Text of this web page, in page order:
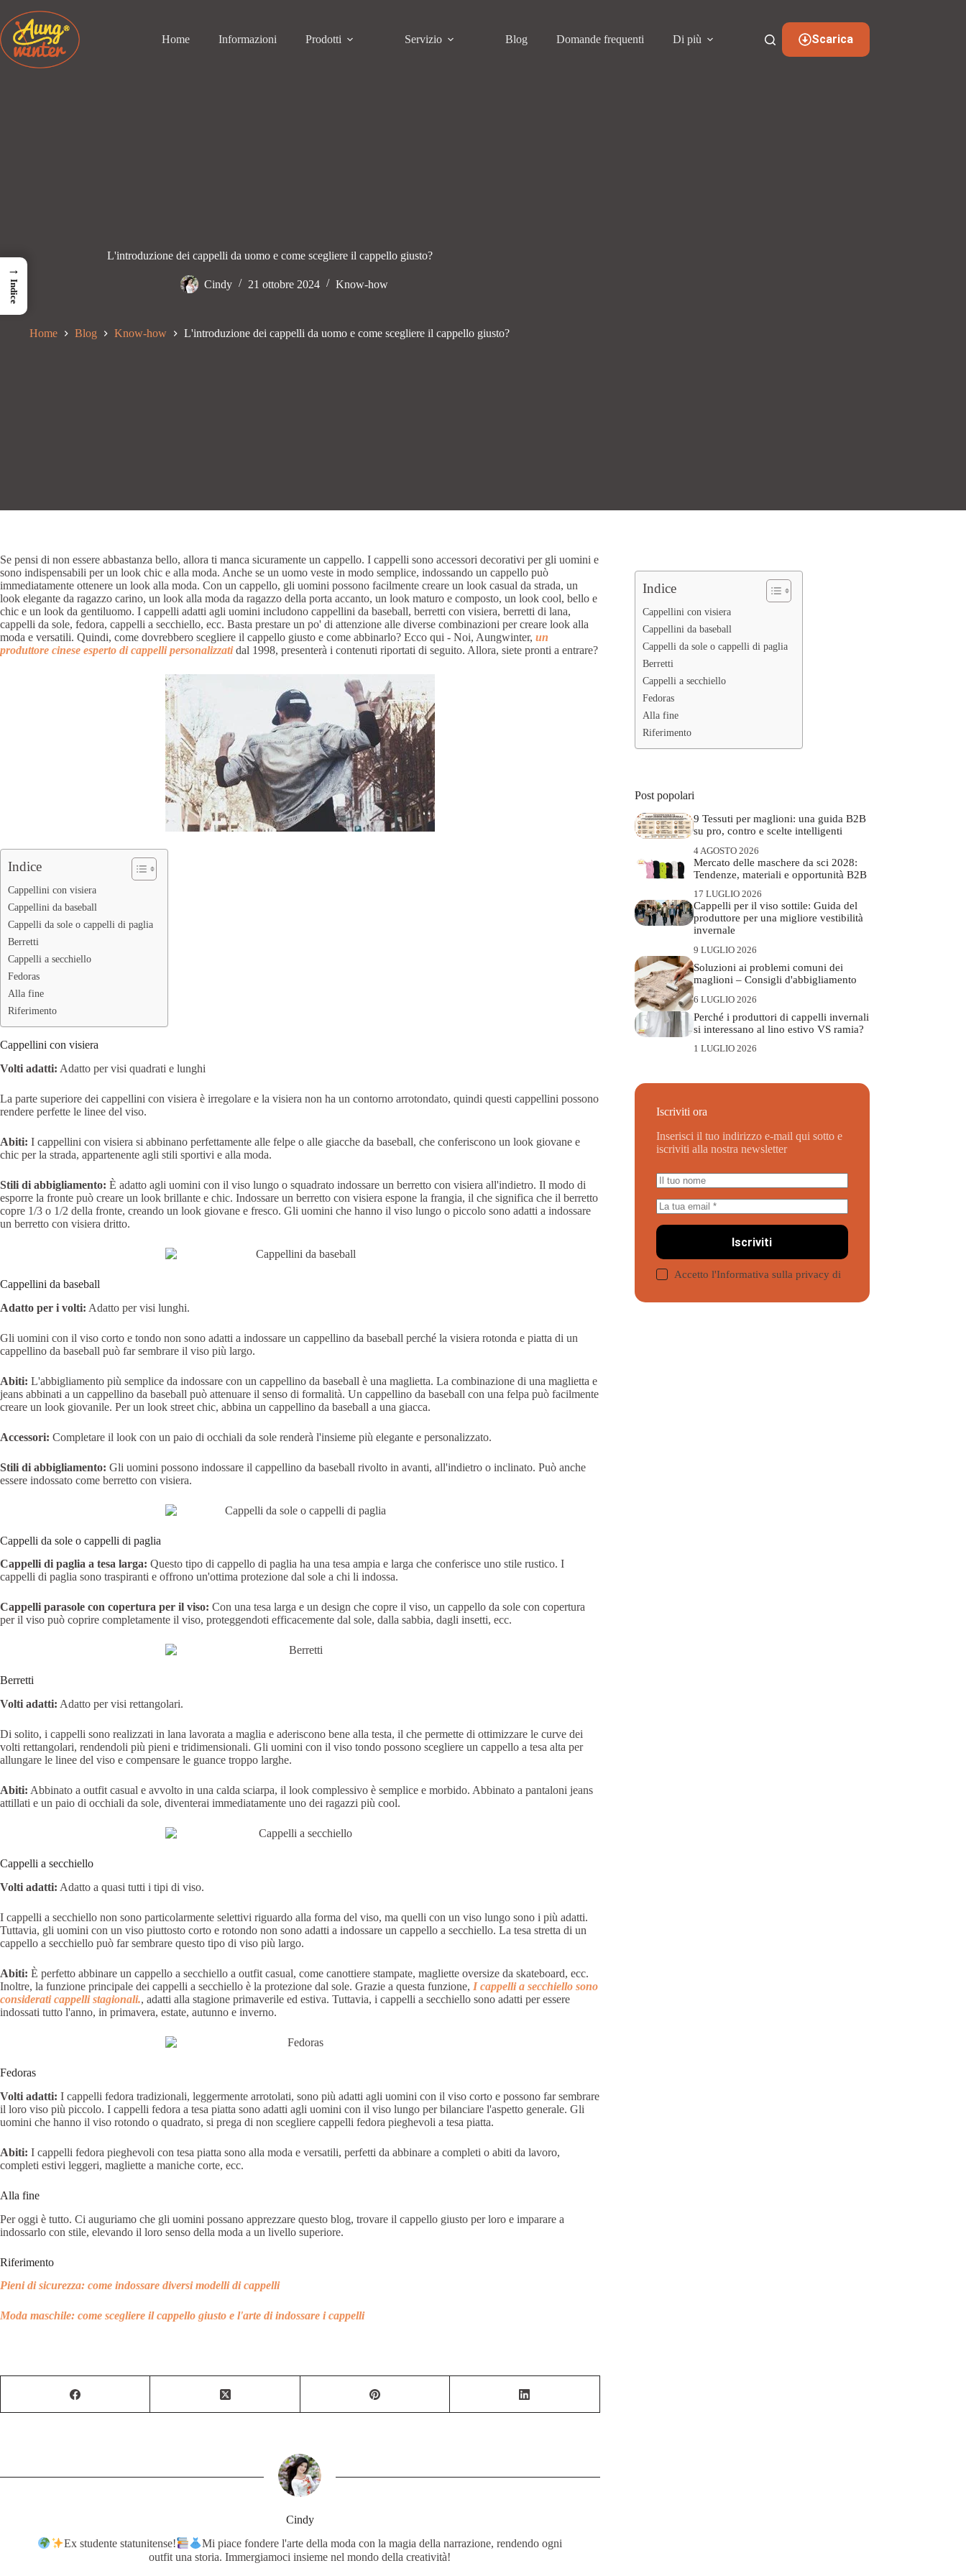
contenuto
Home Informazioni Prodotti Servizio Blog Domande frequenti Di più Scarica
L'introduzione dei cappelli da uomo e come scegliere il cappello giusto?
Cindy 21 ottobre 2024 Know-how
Home Blog Know-how L'introduzione dei cappelli da uomo e come scegliere il cappello giusto?
Se pensi di non essere abbastanza bello, allora ti manca sicuramente un cappello. I cappelli sono accessori decorativi per gli uomini e
sono indispensabili per un look chic e alla moda. Anche se un uomo veste in modo semplice, indossando un cappello può
immediatamente ottenere un look alla moda. Con un cappello, gli uomini possono facilmente creare un look casual da strada, un
look elegante da ragazzo carino, un look alla moda da ragazzo della porta accanto, un look maturo e composto, un look cool, bello e
chic e un look da gentiluomo. I cappelli adatti agli uomini includono cappellini da baseball, berretti con visiera, berretti di lana,
cappelli da sole, fedora, cappelli a secchiello, ecc. Basta prestare un po' di attenzione alle diverse combinazioni per creare look alla
moda e versatili. Quindi, come dovrebbero scegliere il cappello giusto e come abbinarlo? Ecco qui - Noi, Aungwinter, un
produttore cinese esperto di cappelli personalizzatidal 1998, presenterà i contenuti riportati di seguito. Allora, siete pronti a entrare?
Indice
Cappellini con visiera
Cappellini da baseball
Cappelli da sole o cappelli di paglia
Berretti
Cappelli a secchiello
Fedoras
Alla fine
Riferimento
Cappellini con visiera
Volti adatti: Adatto per visi quadrati e lunghi
La parte superiore dei cappellini con visiera è irregolare e la visiera non ha un contorno arrotondato, quindi questi cappellini possono
rendere perfette le linee del viso.
Abiti: I cappellini con visiera si abbinano perfettamente alle felpe o alle giacche da baseball, che conferiscono un look giovane e
chic per la strada, appartenente agli stili sportivi e alla moda.
Stili di abbigliamento: È adatto agli uomini con il viso lungo o squadrato indossare un berretto con visiera all'indietro. Il modo di
esporre la fronte può creare un look brillante e chic. Indossare un berretto con visiera espone la frangia, il che significa che il berretto
copre 1/3 o 1/2 della fronte, creando un look giovane e fresco. Gli uomini che hanno il viso lungo o piccolo sono adatti a indossare
un berretto con visiera dritto.
Cappellini da baseball
Adatto per i volti: Adatto per visi lunghi.
Gli uomini con il viso corto e tondo non sono adatti a indossare un cappellino da baseball perché la visiera rotonda e piatta di un
cappellino da baseball può far sembrare il viso più largo.
Abiti: L'abbigliamento più semplice da indossare con un cappellino da baseball è una maglietta. La combinazione di una maglietta e
jeans abbinati a un cappellino da baseball può attenuare il senso di formalità. Un cappellino da baseball con una felpa può facilmente
creare un look giovanile. Per un look street chic, abbina un cappellino da baseball a una giacca.
Accessori: Completare il look con un paio di occhiali da sole renderà l'insieme più elegante e personalizzato.
Stili di abbigliamento: Gli uomini possono indossare il cappellino da baseball rivolto in avanti, all'indietro o inclinato. Può anche
essere indossato come berretto con visiera.
Cappelli da sole o cappelli di paglia
Cappelli di paglia a tesa larga: Questo tipo di cappello di paglia ha una tesa ampia e larga che conferisce uno stile rustico. I
cappelli di paglia sono traspiranti e offrono un'ottima protezione dal sole a chi li indossa.
Cappelli parasole con copertura per il viso: Con una tesa larga e un design che copre il viso, un cappello da sole con copertura
per il viso può coprire completamente il viso, proteggendoti efficacemente dal sole, dalla sabbia, dagli insetti, ecc.
Berretti
Volti adatti: Adatto per visi rettangolari.
Di solito, i cappelli sono realizzati in lana lavorata a maglia e aderiscono bene alla testa, il che permette di ottimizzare le curve dei
volti rettangolari, rendendoli più pieni e tridimensionali. Gli uomini con il viso tondo possono scegliere un cappello a tesa alta per
allungare le linee del viso e compensare le guance troppo larghe.
Abiti: Abbinato a outfit casual e avvolto in una calda sciarpa, il look complessivo è semplice e morbido. Abbinato a pantaloni jeans
attillati e un paio di occhiali da sole, diventerai immediatamente uno dei ragazzi più cool.
Cappelli a secchiello
Volti adatti: Adatto a quasi tutti i tipi di viso.
I cappelli a secchiello non sono particolarmente selettivi riguardo alla forma del viso, ma quelli con un viso lungo sono i più adatti.
Tuttavia, gli uomini con un viso piuttosto corto e rotondo non sono adatti a indossare un cappello a secchiello. La tesa stretta di un
cappello a secchiello può far sembrare questo tipo di viso più largo.
Abiti: È perfetto abbinare un cappello a secchiello a outfit casual, come canottiere stampate, magliette oversize da skateboard, ecc.
Inoltre, la funzione principale dei cappelli a secchiello è la protezione dal sole. Grazie a questa funzione, I cappelli a secchiello sono
considerati cappelli stagionali., adatti alla stagione primaverile ed estiva. Tuttavia, i cappelli a secchiello sono adatti per essere
indossati tutto l'anno, in primavera, estate, autunno e inverno.
Fedoras
Volti adatti: I cappelli fedora tradizionali, leggermente arrotolati, sono più adatti agli uomini con il viso corto e possono far sembrare
il loro viso più piccolo. I cappelli fedora a tesa piatta sono adatti agli uomini con il viso lungo per bilanciare l'aspetto generale. Gli
uomini che hanno il viso rotondo o quadrato, si prega di non scegliere cappelli fedora pieghevoli a tesa piatta.
Abiti: I cappelli fedora pieghevoli con tesa piatta sono alla moda e versatili, perfetti da abbinare a completi o abiti da lavoro,
completi estivi leggeri, magliette a maniche corte, ecc.
Alla fine
Per oggi è tutto. Ci auguriamo che gli uomini possano apprezzare questo blog, trovare il cappello giusto per loro e imparare a
indossarlo con stile, elevando il loro senso della moda a un livello superiore.
Riferimento
Pieni di sicurezza: come indossare diversi modelli di cappelli
Moda maschile: come scegliere il cappello giusto e l'arte di indossare i cappelli
Cindy
Ex studente statunitense!
Mi piace fondere l'arte della moda con la magia della narrazione, rendendo ogni
outfit una storia. Immergiamoci insieme nel mondo della creatività!
Indice
Cappellini con visiera
Cappellini da baseball
Cappelli da sole o cappelli di paglia
Berretti
Cappelli a secchiello
Fedoras
Alla fine
Riferimento
Post popolari
9 Tessuti per maglioni: una guida B2B
su pro, contro e scelte intelligenti
4 AGOSTO 2026
Mercato delle maschere da sci 2028:
Tendenze, materiali e opportunità B2B
17 LUGLIO 2026
Cappelli per il viso sottile: Guida del
produttore per una migliore vestibilità
invernale
9 LUGLIO 2026
Soluzioni ai problemi comuni dei
maglioni – Consigli d'abbigliamento
6 LUGLIO 2026
Perché i produttori di cappelli invernali
si interessano al lino estivo VS ramia?
1 LUGLIO 2026
Iscriviti ora
Inserisci il tuo indirizzo e-mail qui sotto e
iscriviti alla nostra newsletter
Iscriviti
Accetto l'Informativa sulla privacy di
→
Indice